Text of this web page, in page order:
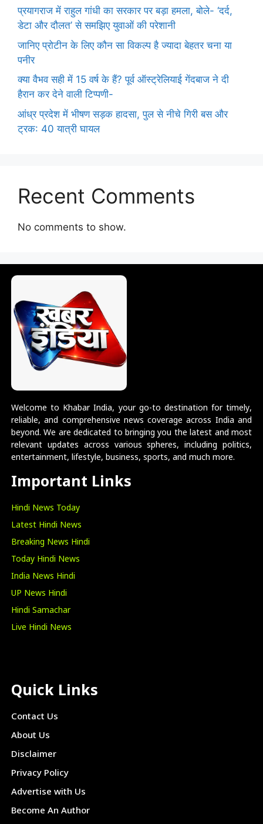
प्रयागराज में राहुल गांधी का सरकार पर बड़ा हमला, बोले- ‘दर्द,
डेटा और दौलत’ से समझिए युवाओं की परेशानी
जानिए प्रोटीन के लिए कौन सा विकल्प है ज्यादा बेहतर चना या
पनीर
क्या वैभव सही में 15 वर्ष के हैं? पूर्व ऑस्ट्रेलियाई गेंदबाज ने दी
हैरान कर देने वाली टिप्पणी-
आंध्र प्रदेश में भीषण सड़क हादसा, पुल से नीचे गिरी बस और
ट्रक: 40 यात्री घायल
Recent Comments
No comments to show.
Welcome to Khabar India, your go-to destination for timely,
reliable, and comprehensive news coverage across India and
beyond. We are dedicated to bringing you the latest and most
relevant updates across various spheres, including politics,
entertainment, lifestyle, business, sports, and much more.
Important Links
Hindi News Today
Latest Hindi News
Breaking News Hindi
Today Hindi News
India News Hindi
UP News Hindi
Hindi Samachar
Live Hindi News
Quick Links
Contact Us
About Us
Disclaimer
Privacy Policy
Advertise with Us
Become An Author